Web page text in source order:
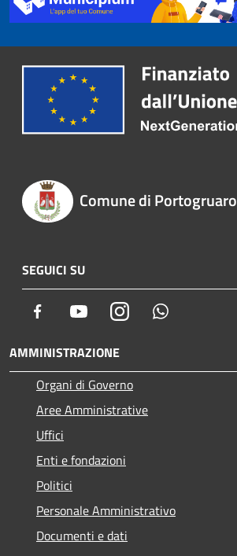
Comune di Portogruaro
SEGUICI SU
Facebook YoutubeInstagram
AMMINISTRAZIONE
Organi di Governo
Aree Amministrative
Uffici
Enti e fondazioni
Politici
Personale Amministrativo
Documenti e dati